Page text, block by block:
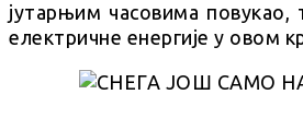
јутарњим часовима повукао,
електричне енергије у овом